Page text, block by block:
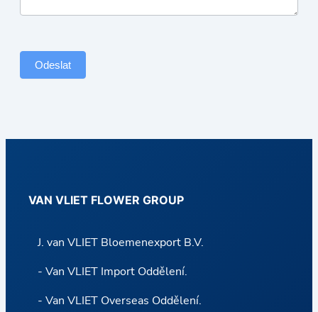
a
Odeslat
VAN VLIET FLOWER GROUP
J. van VLIET Bloemenexport B.V.
- Van VLIET Import Oddělení.
- Van VLIET Overseas Oddělení.